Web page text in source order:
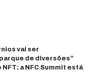
vai ser
de diversões”
a NFC Summit está